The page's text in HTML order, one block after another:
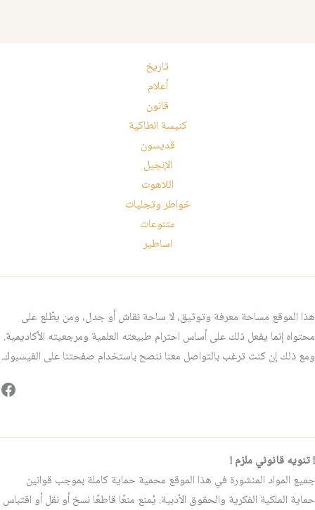
تاريخ
أعلام
قانون
كنيسة انطاكية
قديسون
الإنجيل
اللاهوت
خواطر وتجليات
متنوعات
اساطير
هذا الموقع مساحة معرفة وتوثيق، لا ساحة نقاش أو جدل، ومن يطّلع على
محتواه إنما يفعل ذلك على أساس احترام طبيعته العلمية ومرجعيته الأكاديمية.
ومع ذلك إن كنت ترغب بالتواصل معنا ننصح باستخدام صفحتنا على الفيسبوك.
! تنويه قانوني ملزم !
جميع المواد المنشورة في هذا الموقع محمية حماية كاملة بموجب قوانين
حماية الملكية الفكرية والحقوق الأدبية. يُمنع منعًا قاطعًا نسخ أو نقل أو اقتباس